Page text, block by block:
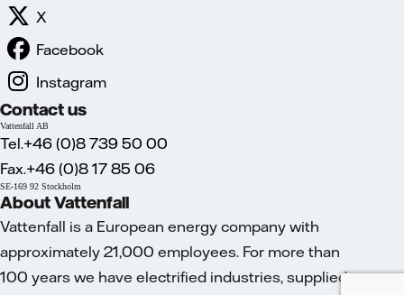
X
Facebook
Instagram
Contact us
Vattenfall AB
Tel.+46 (0)8 739 50 00
Fax.+46 (0)8 17 85 06
SE-169 92 Stockholm
About Vattenfall
Vattenfall is a European energy company with
approximately 21,000 employees. For more than
100 years we have electrified industries, supplied